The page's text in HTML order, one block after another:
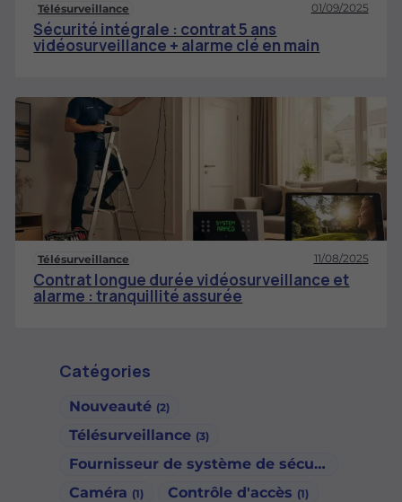
Catégories
Nouveauté (2)
Télésurveillance (3)
Fournisseur de système de sécurité
Caméra (1) Contrôle d'accès (1)
Télésurveillance 01/09/2025
Sécurité intégrale : contrat 5 ans
vidéosurveillance + alarme clé en main
Télésurveillance 11/08/2025
Contrat longue durée vidéosurveillance et
alarme : tranquillité assurée